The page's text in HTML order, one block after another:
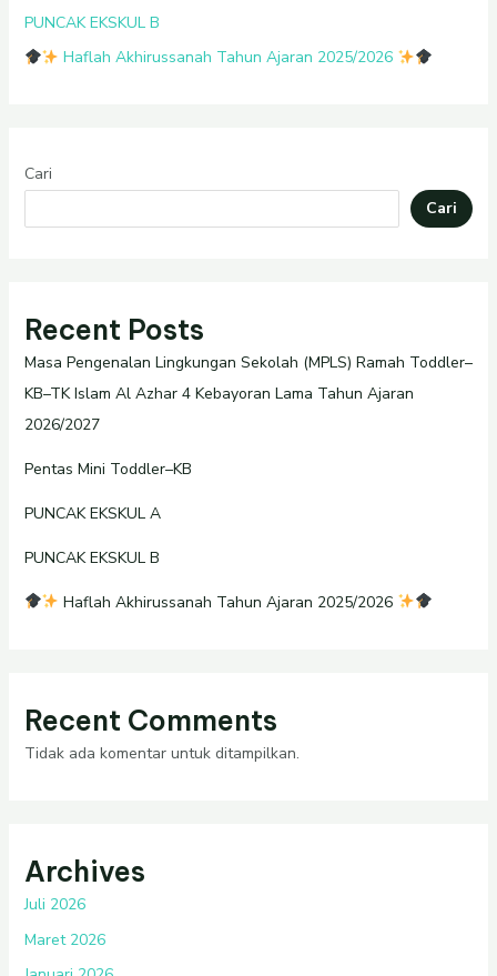
PUNCAK EKSKUL B
Haflah Akhirussanah Tahun Ajaran 2025/2026
Cari
Cari
Recent Posts
Masa Pengenalan Lingkungan Sekolah (MPLS) Ramah Toddler–
KB–TK Islam Al Azhar 4 Kebayoran Lama Tahun Ajaran
2026/2027
Pentas Mini Toddler–KB
PUNCAK EKSKUL A
PUNCAK EKSKUL B
Haflah Akhirussanah Tahun Ajaran 2025/2026
Recent Comments
Tidak ada komentar untuk ditampilkan.
Archives
Juli 2026
Maret 2026